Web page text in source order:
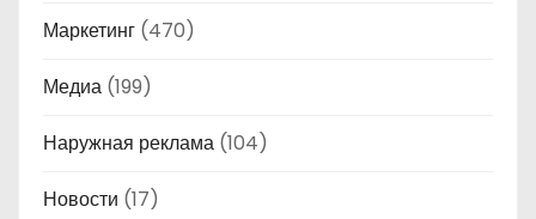
Маркетинг (470)
Медиа (199)
Наружная реклама (104)
Новости (17)